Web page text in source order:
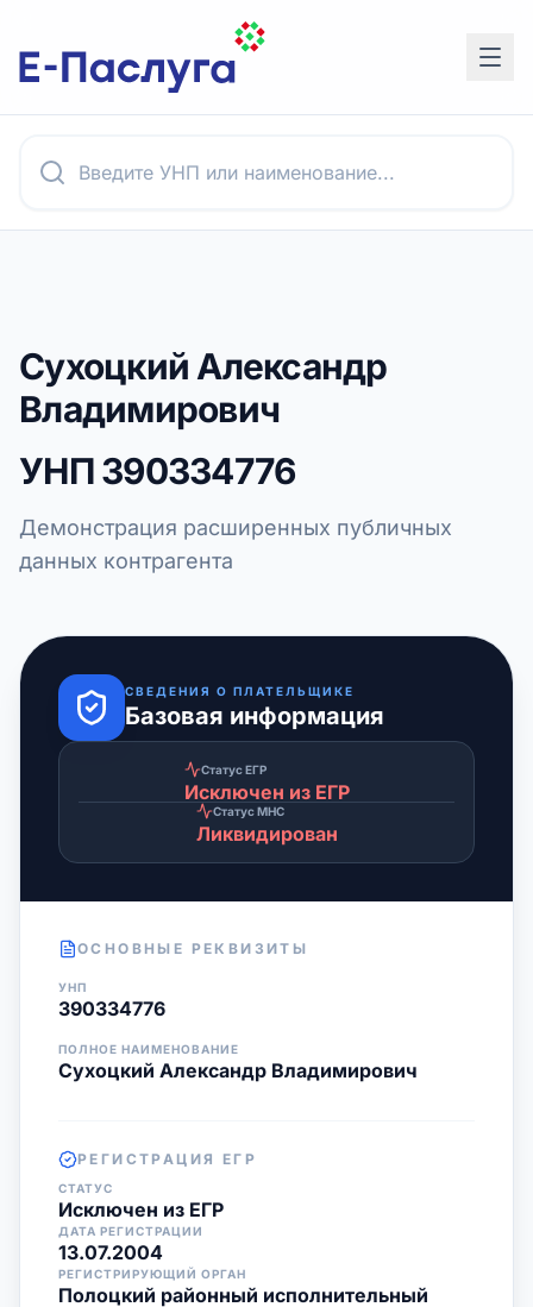
Сухоцкий Александр
Владимирович
УНП390334776
Демонстрация расширенных публичных
данных контрагента
СВЕДЕНИЯ О ПЛАТЕЛЬЩИКЕ
Базовая информация
Статус ЕГР
Исключен из ЕГР
Статус МНС
Ликвидирован
ОСНОВНЫЕ РЕКВИЗИТЫ
УНП
390334776
ПОЛНОЕ НАИМЕНОВАНИЕ
Сухоцкий Александр Владимирович
РЕГИСТРАЦИЯ ЕГР
СТАТУС
Исключен из ЕГР
ДАТА РЕГИСТРАЦИИ
13.07.2004
РЕГИСТРИРУЮЩИЙ ОРГАН
Полоцкий районный исполнительный